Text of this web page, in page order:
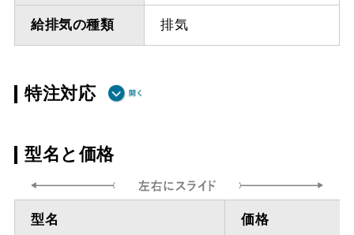
給排気の種類 排気
特注対応
方
ダクト方向 上
方
最大寸法 1235ｍｍ
型名と価格
型名 価格